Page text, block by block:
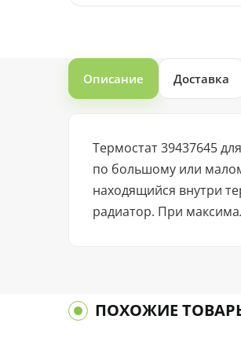
Описание Доставка
Термостат 39437645
по большому или
находящийся внутри
радиатор. При
ПОХОЖИЕ